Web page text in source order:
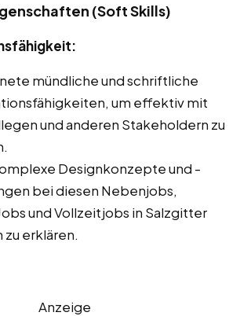
(Soft Skills)
mündliche und schriftliche
um effektiv mit
und anderen Stakeholdern zu
Designkonzepte und -
bei diesen Nebenjobs,
und Vollzeitjobs in Salzgitter
erklären.
Anzeige